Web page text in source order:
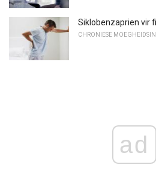
Siklobenzaprien vir
CHRONIESE
ad